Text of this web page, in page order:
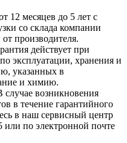
12 месяцев до 5 лет с
со склада компании
производителя.
действует при
эксплуатации, хранения и
указанных в
и химию.
случае возникновения
в течение гарантийного
в наш сервисный центр
или по электронной почте